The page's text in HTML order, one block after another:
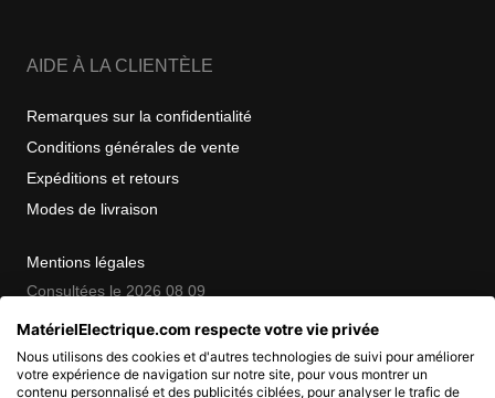
AIDE À LA CLIENTÈLE
Remarques sur la confidentialité
Conditions générales de vente
Expéditions et retours
Modes de livraison
Mentions légales
Consultées le 2026 08 09
COPYRIGHT
MatérielElectrique.com respecte votre vie privée
Nous utilisons des cookies et d'autres technologies de suivi pour améliorer
votre expérience de navigation sur notre site, pour vous montrer un
contenu personnalisé et des publicités ciblées, pour analyser le trafic de